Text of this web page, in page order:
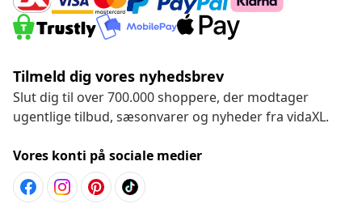
Tilmeld dig vores nyhedsbrev
Slut dig til over 700.000 shoppere, der modtager
ugentlige tilbud, sæsonvarer og nyheder fra vidaXL.
Vores konti på sociale medier